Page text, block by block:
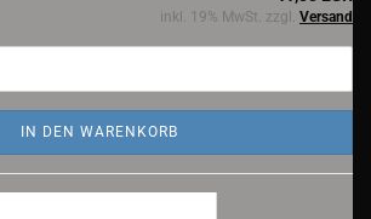
inkl. 19% MwSt. zzgl. Versand
IN DEN WARENKORB